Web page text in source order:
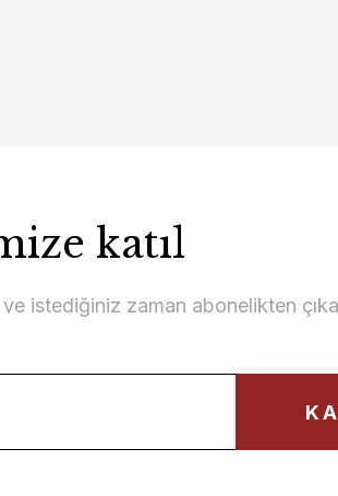
TL
katıl
istediğiniz zaman abonelikten